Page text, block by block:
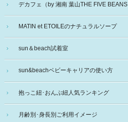
デカフェ（by 湘南 葉山THE FIVE BEANS
MATIN et ETOILEのナチュラルソープ
sun＆beach試着室
sun&beachベビーキャリアの使い方
抱っこ紐･おんぶ紐人気ランキング
月齢別･身長別ご利用イメージ